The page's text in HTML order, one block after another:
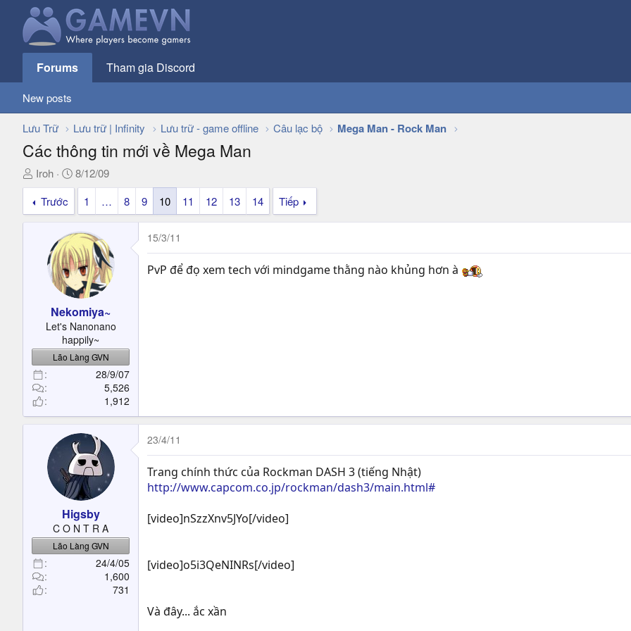
Forums Tham gia Discord
New posts
Lưu Trữ Lưu trữ | Infinity Lưu trữ - game offline Câu lạc bộ Mega Man - Rock Man
Các thông tin mới về Mega Man
T
h
e
r
Iroh
N
g
y
g
ử
i
8/12/09
Trước
1 … 8 9 10 11 12 13 14 Tiếp
Nekomiya~
Let's Nanonano
happily~
Lão Làng GVN
28/9/07
5,526
1,912
15/3/11
PvP để đọ xem tech với mindgame thằng nào khủng hơn à
Higsby
C O N T R A
Lão Làng GVN
24/4/05
1,600
731
23/4/11
Trang chính thức của Rockman DASH 3 (tiếng Nhật)
http://www.capcom.co.jp/rockman/dash3/main.html#
[video]nSzzXnv5JYo[/video]
[video]o5i3QeNINRs[/video]
Và đây... ắc xần